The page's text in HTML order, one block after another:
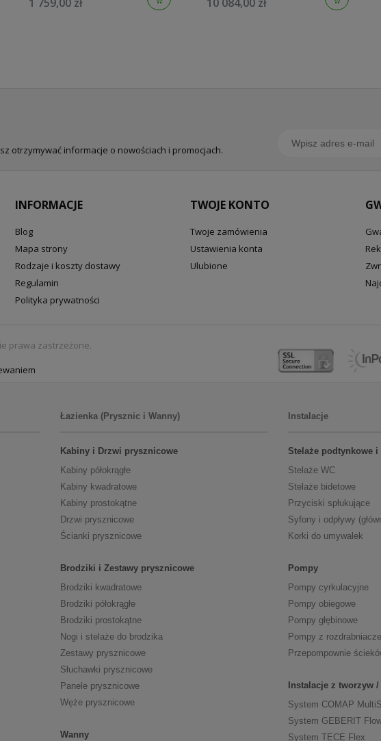
otrzymywać informacje o nowościach i promocjach.
INFORMACJE
Blog
Mapa strony
Rodzaje i koszty dostawy
Regulamin
Polityka prywatności
TWOJE KONTO
Twoje zamówienia
Ustawienia konta
Ulubione
prawa zastrzeżone.
Łazienka (Prysznic i Wanny)
Kabiny i Drzwi prysznicowe
Kabiny półokrągłe
Kabiny kwadratowe
Kabiny prostokątne
Drzwi prysznicowe
Ścianki prysznicowe
Brodziki i Zestawy prysznicowe
Brodziki kwadratowe
Brodziki półokrągłe
Brodziki prostokątne
Nogi i stelaże do brodzika
Zestawy prysznicowe
Słuchawki prysznicowe
Panele prysznicowe
Węże prysznicowe
Wanny
Instalacje
Stelaże podtynkowe i
Stelaże WC
Stelaże bidetowe
Przyciski spłukujące
Syfony i odpływy
Korki do umywalek
Pompy
Pompy cyrkulacyjne
Pompy obiegowe
Pompy głębinowe
Pompy z
Przepompownie
Instalacje z tworzyw /
System COMAP
System GEBERIT
System TECE Flex